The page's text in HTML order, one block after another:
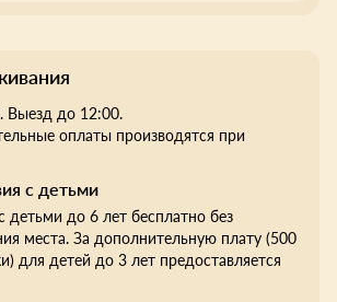
Выезд до 12:00.
оплаты производятся при
с детьми
детьми до 6 лет бесплатно без
места. За дополнительную плату (500
для детей до 3 лет предоставляется